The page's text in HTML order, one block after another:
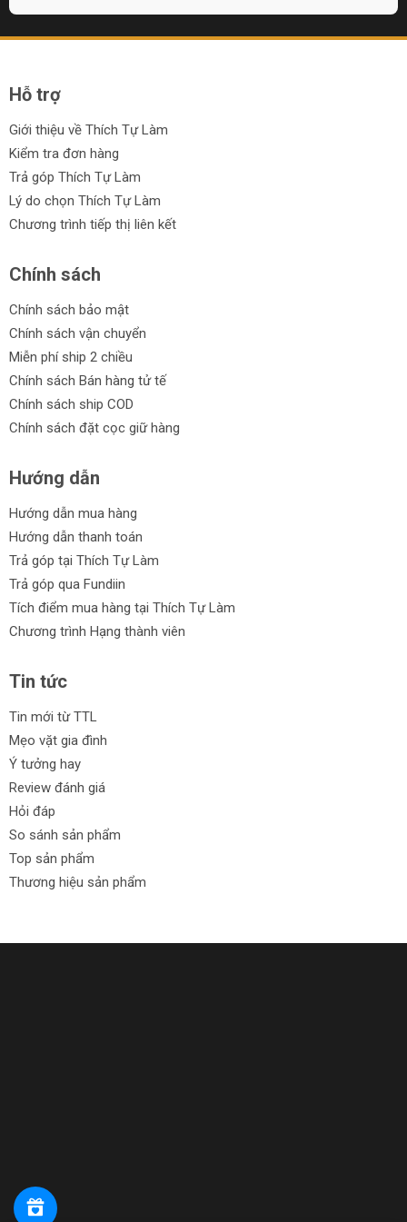
Hỗ trợ
Giới thiệu về Thích Tự Làm
Kiểm tra đơn hàng
Trả góp Thích Tự Làm
Lý do chọn Thích Tự Làm
Chương trình tiếp thị liên kết
Chính sách
Chính sách bảo mật
Chính sách vận chuyển
Miễn phí ship 2 chiều
Chính sách Bán hàng tử tế
Chính sách ship COD
Chính sách đặt cọc giữ hàng
Hướng dẫn
Hướng dẫn mua hàng
Hướng dẫn thanh toán
Trả góp tại Thích Tự Làm
Trả góp qua Fundiin
Tích điểm mua hàng tại Thích Tự Làm
Chương trình Hạng thành viên
Tin tức
Tin mới từ TTL
Mẹo vặt gia đình
Ý tưởng hay
Review đánh giá
Hỏi đáp
So sánh sản phẩm
Top sản phẩm
Thương hiệu sản phẩm